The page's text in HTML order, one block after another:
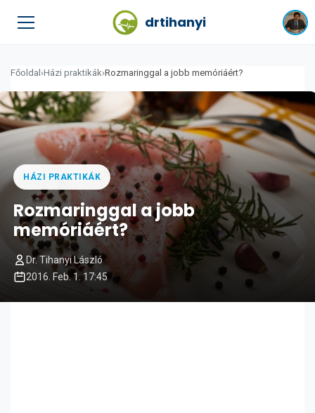
drtihanyi
Főoldal ›Házi praktikák›Rozmaringgal a jobb memóriáért?
HÁZI PRAKTIKÁK
Rozmaringgal a jobb
memóriáért?
Dr. Tihanyi László
2016. Feb. 1. 17:45